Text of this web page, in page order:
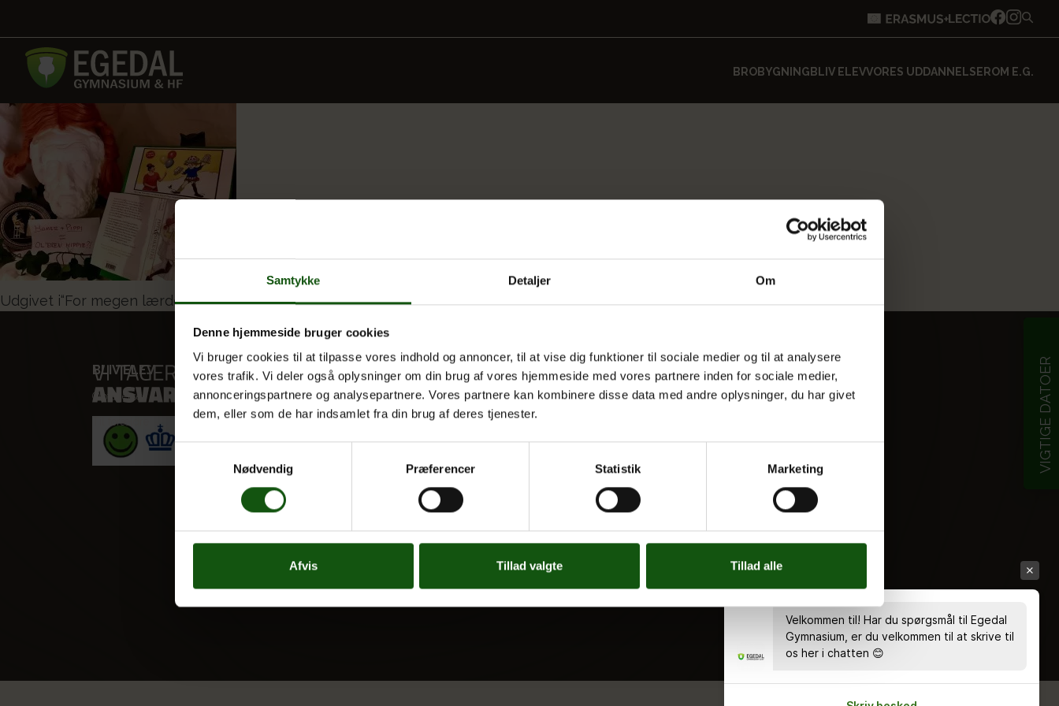
Samtykke Detaljer Om
Denne hjemmeside bruger cookies
Vi bruger cookies til at tilpasse vores indhold og annoncer, til at vise dig funktioner til sociale medier og til at analysere
vores trafik. Vi deler også oplysninger om din brug af vores hjemmeside med vores partnere inden for sociale medier,
annonceringspartnere og analysepartnere. Vores partnere kan kombinere disse data med andre oplysninger, du har givet
dem, eller som de har indsamlet fra din brug af deres tjenester.
Nødvendig
Præferencer Statistik Marketing
Afvis Tillad valgte Tillad alle
BROBYGNING BLIV ELEVVORES UDDANNELSEROM E.G.
VIGTIGE DATOER
Indlægsnavigation
Udgivet i“For megen lærdom kan knække selv den friskeste!“ :-)
BLIV ELEV
Optagelse
Til forældre
VORES UDDANNELSER
STX
HF
OM E.G.
Kontakt
Nyheder
Tal og Oplysninger
Tilgængelighedserklæring
Whistleblowerservice
Velkommen til! Har du spørgsmål til Egedal
Gymnasium, er du velkommen til at skrive til
os her i chatten 😊